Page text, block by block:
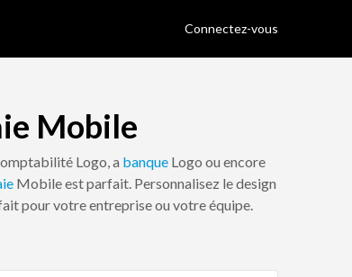
Connectez-vous
Mobile
Logo, a banque Logo ou encore
Mobile est parfait. Personnalisez le design
pour votre entreprise ou votre équipe.